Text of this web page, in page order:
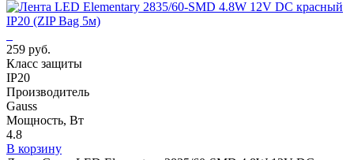
259 руб.
Класс защиты
IP20
Производитель
Gauss
Мощность, Вт
4.8
В корзину